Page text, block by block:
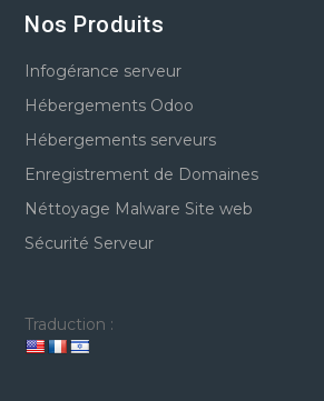
Nos Produits
Infogérance serveur
Hébergements Odoo
Hébergements serveurs
Enregistrement de Domaines
Néttoyage Malware Site web
Sécurité Serveur
Traduction :